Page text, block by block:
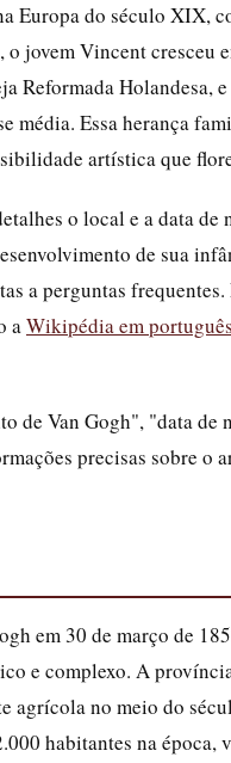
Europa do século XIX,
jovem Vincent cresceu
Reformada Holandesa,
média. Essa herança
artística que
o local e a data
de sua
a perguntas
aWikipédia em
de Van Gogh", "data
precisas sobre o
em 30 de março de
e complexo. A
agrícola no meio do
habitantes na